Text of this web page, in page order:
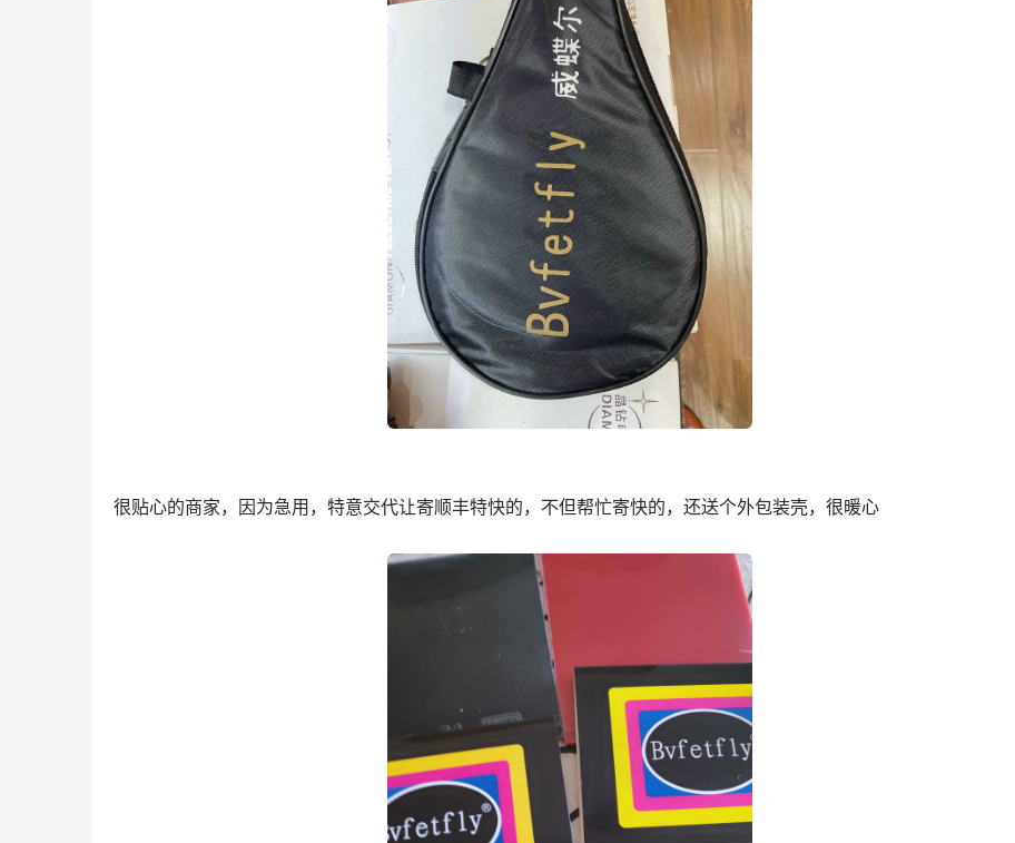
很贴心的商家，因为急用，特意交代让寄顺丰特快的，不但帮忙寄快的，还送个外包装壳，很暖心